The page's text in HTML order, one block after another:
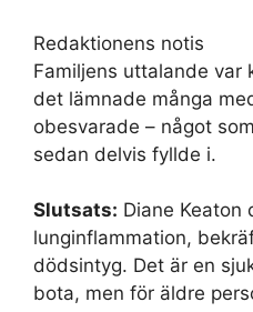
Redaktionens notis
Familjens uttalande var
det lämnade många
obesvarade – något
sedan delvis fyllde i.
Slutsats: Diane Keaton
lunginflammation,
dödsintyg. Det är en
bota, men för äldre